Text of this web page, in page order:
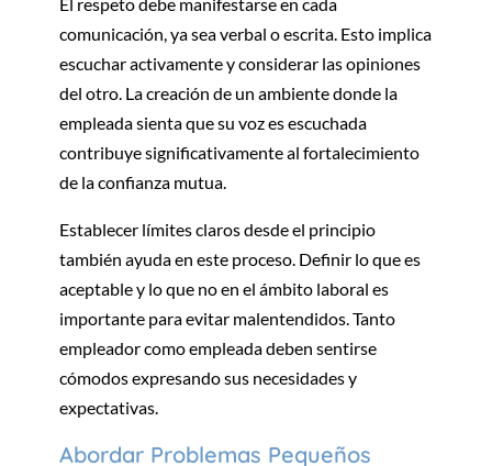
comunicación, ya sea verbal o escrita. Esto implica
escuchar activamente y considerar las opiniones
del otro. La creación de un ambiente donde la
empleada sienta que su voz es escuchada
contribuye significativamente al fortalecimiento
de la confianza mutua.
Establecer límites claros desde el principio
también ayuda en este proceso. Definir lo que es
aceptable y lo que no en el ámbito laboral es
importante para evitar malentendidos. Tanto
empleador como empleada deben sentirse
cómodos expresando sus necesidades y
expectativas.
Abordar Problemas Pequeños